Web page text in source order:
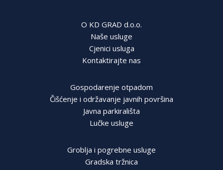
O KD GRAD d.o.o.
Naše usluge
Cjenici usluga
Kontaktirajte nas
Gospodarenje otpadom
Čišćenje i održavanje javnih površina
Javna parkirališta
Lučke usluge
Groblja i pogrebne usluge
Gradska tržnica